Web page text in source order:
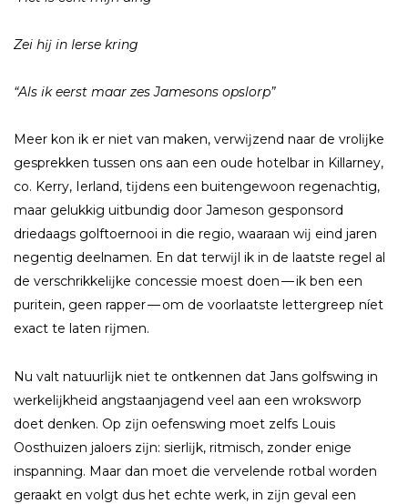
Zei hĳ in Ierse kring
“Als ik eerst maar zes Jamesons opslorp”
Meer kon ik er niet van maken, verwĳzend naar de vrolĳke
gesprekken tussen ons aan een oude hotelbar in Killarney,
co. Kerry, Ierland, tĳdens een buitengewoon regenachtig,
maar gelukkig uitbundig door Jameson gesponsord
driedaags golftoernooi in die regio, waaraan wĳ eind jaren
negentig deelnamen. En dat terwĳl ik in de laatste regel al
de verschrikkelĳke concessie moest doen — ik ben een
puritein, geen rapper — om de voorlaatste lettergreep níet
exact te laten rĳmen.​
Nu valt natuurlĳk niet te ontkennen dat Jans golfswing in
werkelĳkheid angstaanjagend veel aan een wroksworp
doet denken. Op zĳn oefenswing moet zelfs Louis
Oosthuizen jaloers zĳn: sierlĳk, ritmisch, zonder enige
inspanning. Maar dan moet die vervelende rotbal worden
geraakt en volgt dus het echte werk, in zĳn geval een